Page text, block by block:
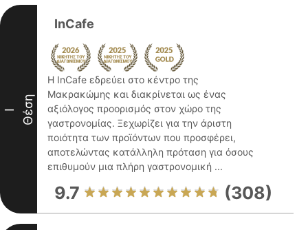
I Θέση
InCafe
Η InCafe εδρεύει στο κέντρο της
Μακρακώμης και διακρίνεται ως ένας
αξιόλογος προορισμός στον χώρο της
γαστρονομίας. Ξεχωρίζει για την άριστη
ποιότητα των προϊόντων που προσφέρει,
αποτελώντας κατάλληλη πρόταση για όσους
επιθυμούν μια πλήρη γαστρονομική ...
9.7 (308)